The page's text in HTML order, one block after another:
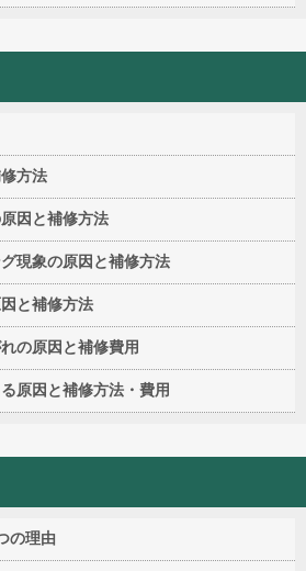
方法
因と補修方法
現象の原因と補修方法
と補修方法
の原因と補修費用
原因と補修方法・費用
の理由